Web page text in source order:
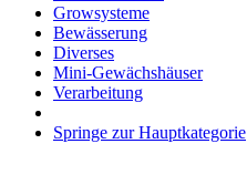
Growsysteme
Bewässerung
Diverses
Mini-Gewächshäuser
Verarbeitung
Springe zur Hauptkategorie